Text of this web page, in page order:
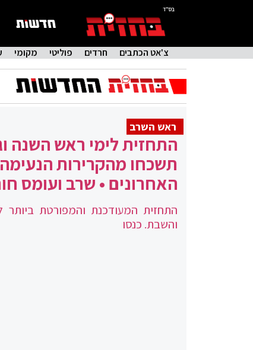
בס"ד
צ'אט הכתבים חרדים פוליטי מקומי
ראש השרב
התחזית לימי ראש השנה
תשכחו מהקרירות
האחרונים • שרב ועומס
התחזית המעודכנת והמפורטת ביותר
והשבת. כנסו